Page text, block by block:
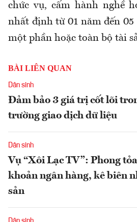
chức vụ, cấm hành nghề
nhất định từ 01 năm đến
một phần hoặc toàn bộ tài
BÀI LIÊN QUAN
Dân sinh
Đảm bảo 3 giá trị cốt lõi
trường giao dịch dữ liệu
Dân sinh
Vụ “Xôi Lạc TV”: Phong
khoản ngân hàng, kê biên
sản